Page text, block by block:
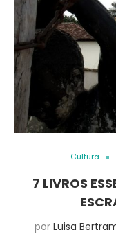
Cultura
7 LIVROS
por Luisa